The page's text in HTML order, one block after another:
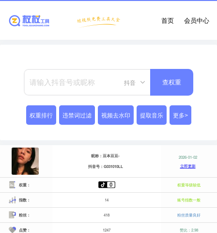
会员中心
首页
抖音 查权重
权重排行 违禁词过滤 视频去水印 提取音乐 更多>
昵称：豆本豆豆-
抖音号：G031010LL
2026-01-02
立即更新
权重： 权重等级较低
指数： 14 账号指数一般
粉丝： 418 粉丝质量良好
点赞： 1247 赞比：2.98